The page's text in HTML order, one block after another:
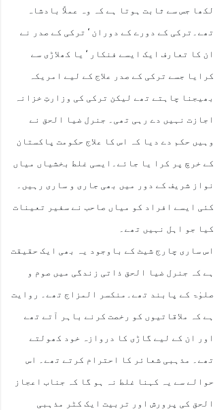
لکھا جس سے ثابت ہوتا ہے کہ وہ عملاً بادشاہ
تھے۔ترکی کے دورے کے دوران ‘ ترکی کے صدر نے
ان کا تعارف ایک ایسے فنکار ‘ یا کھلاڑی سے
کرایا جسے ترکی کے صدر علاج کے لیے امریکہ
بھیجنا چاہتے تھے لیکن ترکی کی وزارتِ خزانہ
اجازت نہیں دے رہی تھی۔ جنرل ضیا الحق نے
وہیں حکم دے دیا کہ اس کا علاج حکومت پاکستان
کے خرچ پر کرا یا جائے۔ایسی غلط بخشیاں میاں
نواز شریف کے دور میں بھی جاری و ساری رہیں۔
کئی ایسے افراد کو میاں صاحب نے سفیر تعینات
کیا جو اہل نہیں تھے۔
اس ساری چارج شیٹ کے باوجود یہ بھی ایک حقیقت
ہے کہ جنرل ضیا الحق ذاتی زندگی میں صوم و
صلوٰۃ کے پابند تھے۔منکسر المزاج تھے۔ روایت
ہے کہ ملاقاتیوں کو رخصت کرنے باہر آتے تھے
اور ان کے لیے گاڑی کا دروازہ خود کھولتے
تھے۔ مذہبی شعائر کا احترام کرتے تھے۔ اس
حوالے سے یہ کہنا غلط نہ ہو گا کہ جناب اعجاز
الحق کی پرورش اور تربیت ایک کٹر مذہبی